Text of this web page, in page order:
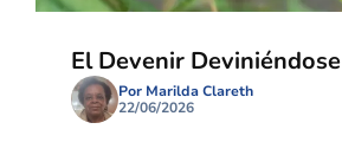
El Devenir Deviniéndose
Por Marilda Clareth
22/06/2026